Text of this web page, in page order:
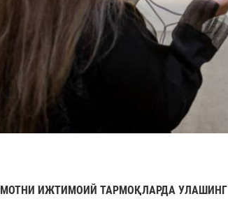
ИЖТИМОИЙ ТАРМОҚЛАРДА УЛАШИНГ